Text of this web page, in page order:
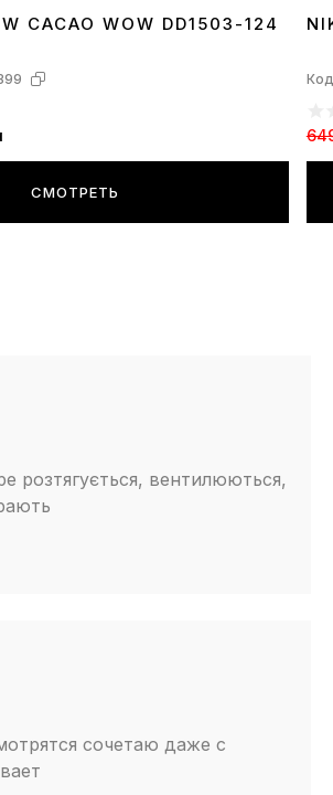
43 4445
CACAO WOW DD1503-124
СМОТРЕТЬ
розтягується, вентилюються,
сочетаю даже с